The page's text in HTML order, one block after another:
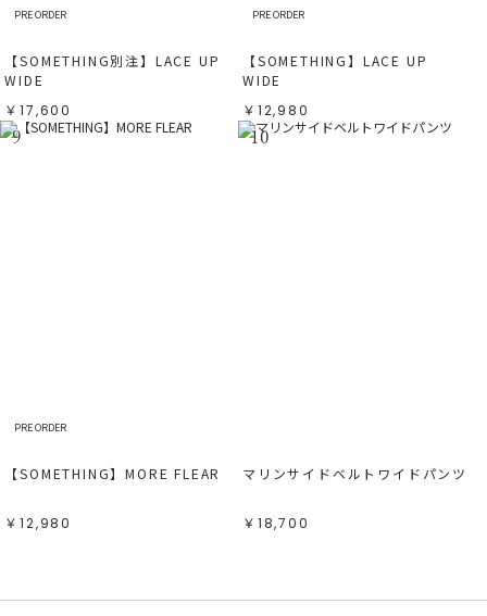
PRE ORDER
【SOMETHING別注】LACE UP
WIDE
￥17,600
PRE ORDER
【SOMETHING】LACE UP
WIDE
￥12,980
9
PRE ORDER
【SOMETHING】MORE FLEAR
￥12,980
10
マリンサイドベルトワイドパンツ
￥18,700